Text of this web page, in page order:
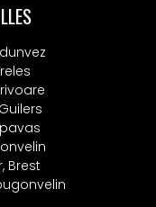
Brest